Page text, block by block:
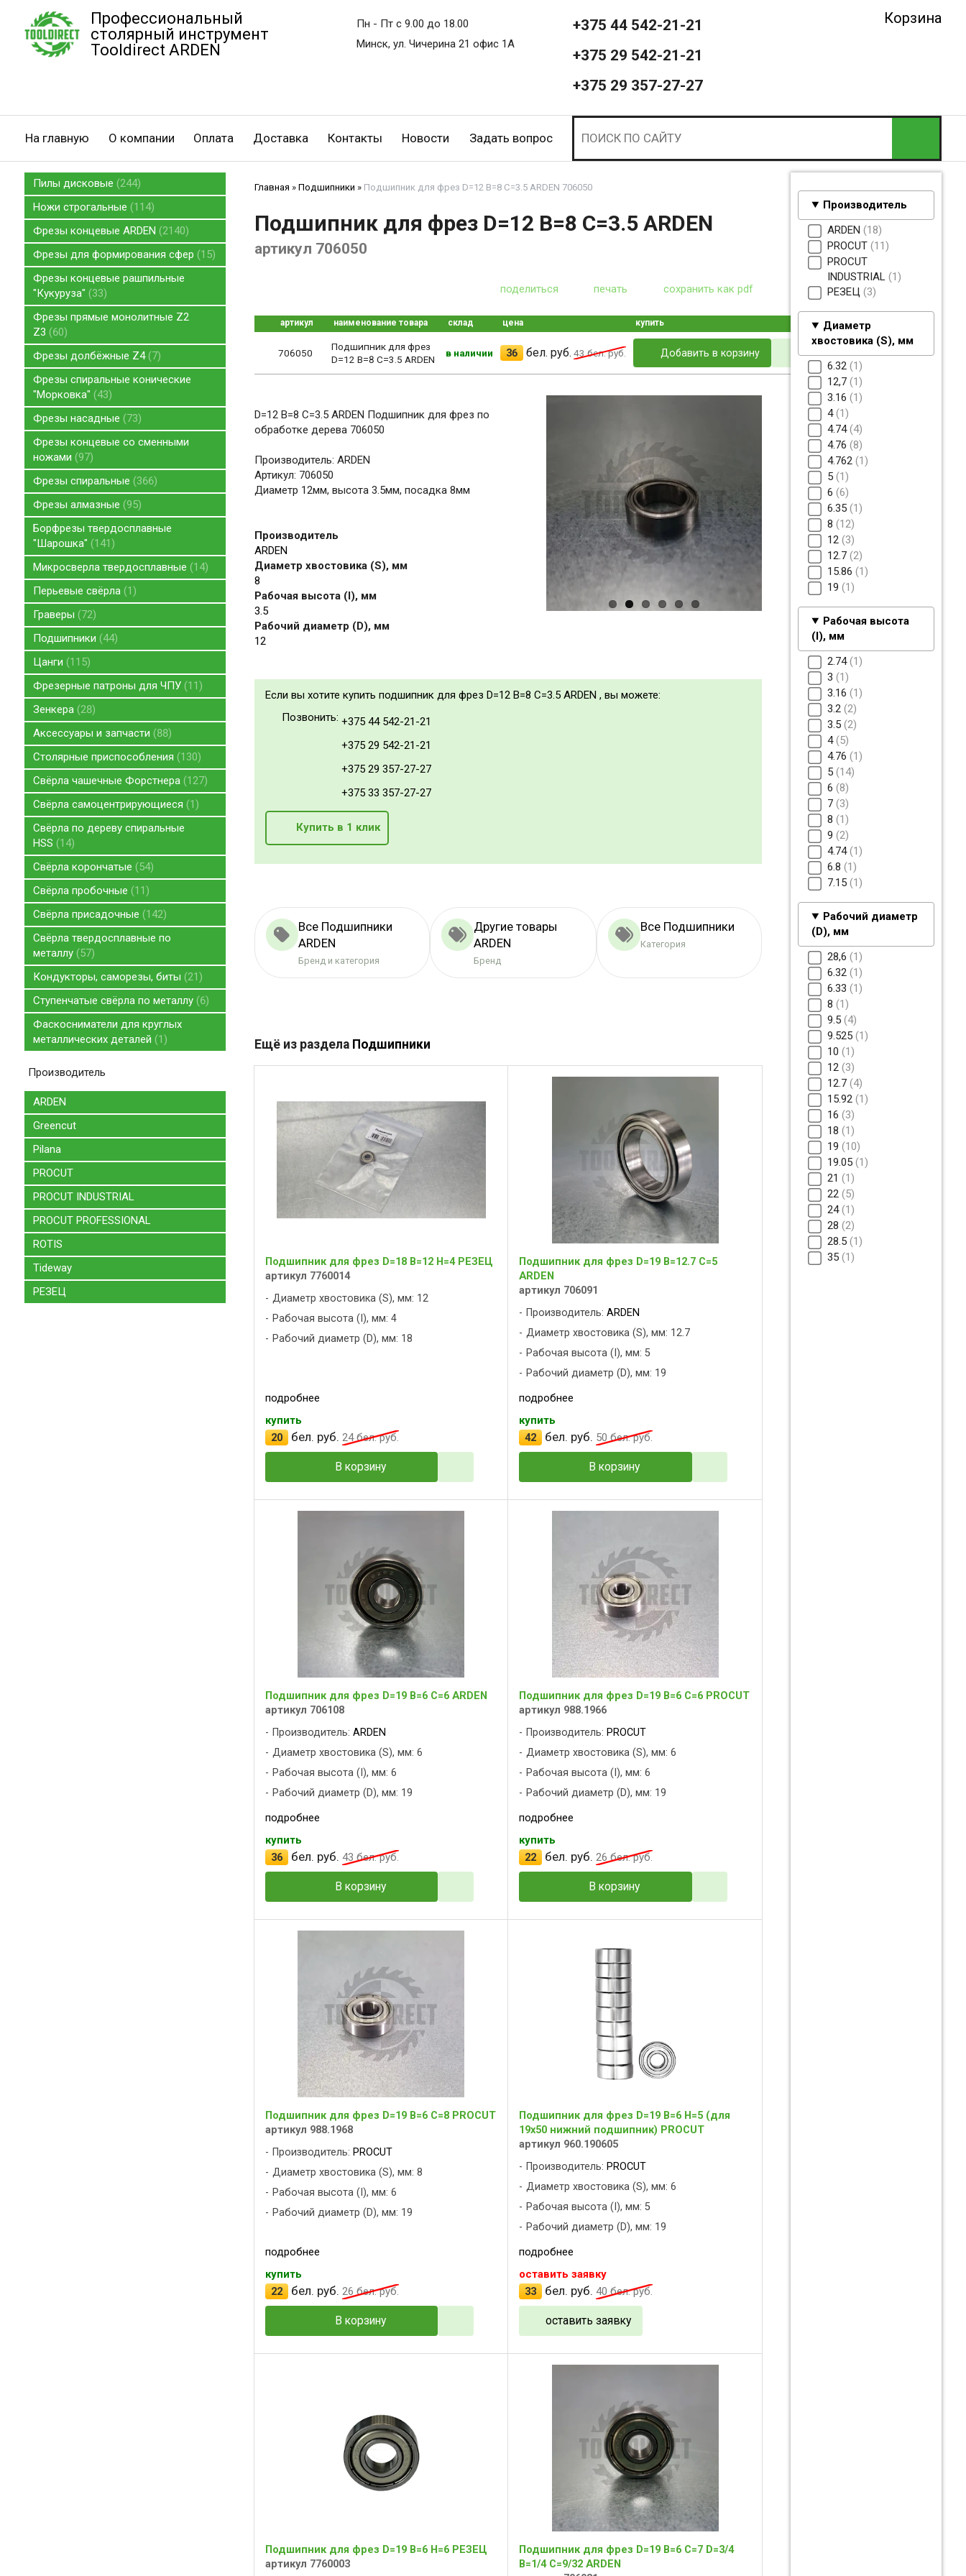
Профессиональный
столярный инструмент
Tooldirect ARDEN
Пн - Пт с 9.00 до 18.00
Минск, ул. Чичерина 21 офис 1А
+375 44 542-21-21
+375 29 542-21-21
+375 29 357-27-27
Корзина
На главную О компании Оплата Доставка Контакты Новости Задать вопрос
Пилы дисковые 244
Ножи строгальные
114
Фрезы концевые ARDEN
2140
Фрезы для формирования сфер
15
Фрезы концевые рашпильные
"Кукуруза"
33
Фрезы прямые монолитные Z2
Z3
60
Фрезы долбёжные Z4 7
Фрезы спиральные конические
"Морковка"
43
Фрезы насадные
73
Фрезы концевые со сменными
ножами
97
Фрезы спиральные
366
Фрезы алмазные
95
Борфрезы твердосплавные
"Шарошка"
141
Микросверла твердосплавные
14
Перьевые свёрла 1
Граверы
72
Подшипники
44
Цанги
115
Фрезерные патроны для ЧПУ 11
Зенкера 28
Аксессуары и запчасти
88
Столярные приспособления
130
Свёрла чашечные Форстнера 127
Свёрла самоцентрирующиеся
1
Свёрла по дереву спиральные
HSS
14
Свёрла корончатые
54
Свёрла пробочные
11
Свёрла присадочные
142
Свёрла твердосплавные по
металлу 57
Кондукторы, саморезы, биты 21
Ступенчатые свёрла по металлу 6
Фаскосниматели для круглых
металлических деталей
1
Производитель
ARDEN
Greencut
Pilana
PROCUT
PROCUT INDUSTRIAL
PROCUT PROFESSIONAL
ROTIS
Tideway
РЕЗЕЦ
Производитель
ARDEN 18
PROCUT 11
PROCUT
INDUSTRIAL 1
РЕЗЕЦ 3
Диаметр
хвостовика (S), мм
6.32 1
12,7 1
3.16 1
4 1
4.74 4
4.76 8
4.762 1
5 1
6 6
6.35 1
8 12
12 3
12.7 2
15.86 1
19 1
Рабочая высота
(I), мм
2.74 1
3 1
3.16 1
3.2 2
3.5 2
4 5
4.76 1
5 14
6 8
7 3
8 1
9 2
4.74 1
6.8 1
7.15 1
Рабочий диаметр
(D), мм
28,6 1
6.32 1
6.33 1
8 1
9.5 4
9.525 1
10 1
12 3
12.7 4
15.92 1
16 3
18 1
19 10
19.05 1
21 1
22 5
24 1
28 2
28.5 1
35 1
Главная » Подшипники » Подшипник для фрез D=12 B=8 С=3.5 ARDEN 706050
Подшипник для фрез D=12 B=8 С=3.5 ARDEN
артикул 706050
поделиться печать сохранить как pdf
артикул наименование товара склад цена купить
706050
Подшипник для фрез
D=12 B=8 С=3.5 ARDEN
в наличии 36 бел. руб. 43бел. руб. Добавить в корзину
D=12 B=8 С=3.5 ARDEN Подшипник для фрез по
обработке дерева 706050
Производитель: ARDEN
Артикул: 706050
Диаметр 12мм, высота 3.5мм, посадка 8мм
Производитель
ARDEN
Диаметр хвостовика (S), мм
8
Рабочая высота (I), мм
3.5
Рабочий диаметр (D), мм
12
Если вы хотите купить подшипник для фрез D=12 B=8 С=3.5 ARDEN , вы можете:
Позвонить: +375 44 542-21-21
+375 29 542-21-21
+375 29 357-27-27
+375 33 357-27-27
Купить в 1 клик
Все Подшипники
ARDEN
Бренд и категория
Другие товары
ARDEN
Бренд
Все Подшипники
Категория
Ещё из раздела Подшипники
Подшипник для фрез D=18 B=12 H=4 РЕЗЕЦ
артикул 7760014
Диаметр хвостовика (S), мм: 12
Рабочая высота (I), мм: 4
Рабочий диаметр (D), мм: 18
подробнее
купить
20 бел. руб. 24бел. руб.
В корзину
Подшипник для фрез D=19 B=12.7 C=5
ARDEN
артикул 706091
Производитель: ARDEN
Диаметр хвостовика (S), мм: 12.7
Рабочая высота (I), мм: 5
Рабочий диаметр (D), мм: 19
подробнее
купить
42
бел. руб. 50 бел. руб.
В корзину
Подшипник для фрез D=19 B=6 C=6 ARDEN
артикул 706108
Производитель: ARDEN
Диаметр хвостовика (S), мм: 6
Рабочая высота (I), мм: 6
Рабочий диаметр (D), мм: 19
подробнее
купить
36 бел. руб. 43 бел. руб.
В корзину
Подшипник для фрез D=19 B=6 C=6 PROCUT
артикул 988.1966
Производитель: PROCUT
Диаметр хвостовика (S), мм: 6
Рабочая высота (I), мм: 6
Рабочий диаметр (D), мм: 19
подробнее
купить
22
бел. руб. 26 бел. руб.
В корзину
Подшипник для фрез D=19 B=6 C=8 PROCUT
артикул 988.1968
Производитель: PROCUT
Диаметр хвостовика (S), мм: 8
Рабочая высота (I), мм: 6
Рабочий диаметр (D), мм: 19
подробнее
купить
22 бел. руб. 26 бел. руб.
В корзину
Подшипник для фрез D=19 B=6 H=5 (для
19x50 нижний подшипник) PROCUT
артикул 960.190605
Производитель: PROCUT
Диаметр хвостовика (S), мм: 6
Рабочая высота (I), мм: 5
Рабочий диаметр (D), мм: 19
подробнее
оставить заявку
33
бел. руб. 40 бел. руб.
оставить заявку
Подшипник для фрез D=19 B=6 H=6 РЕЗЕЦ
артикул 7760003
Подшипник для фрез D=19 B=6 С=7 D=3/4
B=1/4 С=9/32 ARDEN